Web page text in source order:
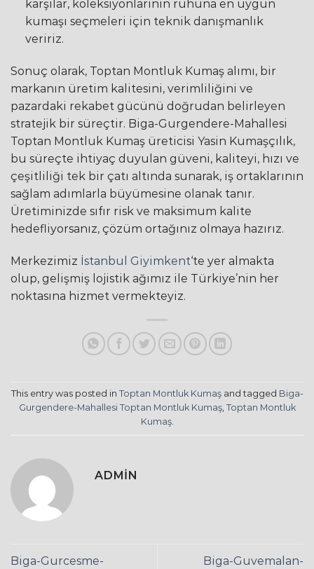
karşılar, koleksiyonlarının ruhuna en uygun
kumaşı seçmeleri için teknik danışmanlık
veririz.
Sonuç olarak, Toptan Montluk Kumaş alımı, bir
markanın üretim kalitesini, verimliliğini ve
pazardaki rekabet gücünü doğrudan belirleyen
stratejik bir süreçtir. Biga-Gurgendere-Mahallesi
Toptan Montluk Kumaş üreticisi Yasin Kumaşçılık,
bu süreçte ihtiyaç duyulan güveni, kaliteyi, hızı ve
çeşitliliği tek bir çatı altında sunarak, iş ortaklarının
sağlam adımlarla büyümesine olanak tanır.
Üretiminizde sıfır risk ve maksimum kalite
hedefliyorsanız, çözüm ortağınız olmaya hazırız.
Merkezimiz İstanbul Giyimkent‘te yer almakta
olup, gelişmiş lojistik ağımız ile Türkiye’nin her
noktasına hizmet vermekteyiz.
This entry was posted in Toptan Montluk Kumaşand tagged Biga-
Gurgendere-Mahallesi Toptan Montluk Kumaş, Toptan Montluk
Kumaş.
ADMIN
Biga-Gurcesme-
Biga-Guvemalan-